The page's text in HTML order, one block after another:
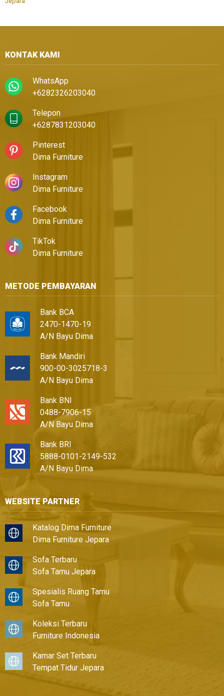
KONTAK KAMI
WhatsApp
+6282326203040
Telepon
+6287831203040
Pinterest
Dima Furniture
Instagram
Dima Furniture
Facebook
Dima Furniture
TikTok
Dima Furniture
METODE PEMBAYARAN
Bank BCA
2470-1470-19
A/N Bayu Dima
Bank Mandiri
900-00-3025718-3
A/N Bayu Dima
Bank BNI
0488-7906-15
A/N Bayu Dima
Bank BRI
5888-0101-2149-532
A/N Bayu Dima
WEBSITE PARTNER
Katalog Dima Furniture
Dima Furniture Jepara
Sofa Terbaru
Sofa Tamu Jepara
Spesialis Ruang Tamu
Sofa Tamu
Koleksi Terbaru
Furniture Indonesia
Kamar Set Terbaru
Tempat Tidur Jepara